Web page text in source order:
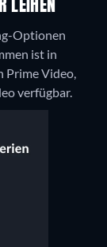
LEIHEN
Optionen
ist in
Prime Video,
verfügbar.